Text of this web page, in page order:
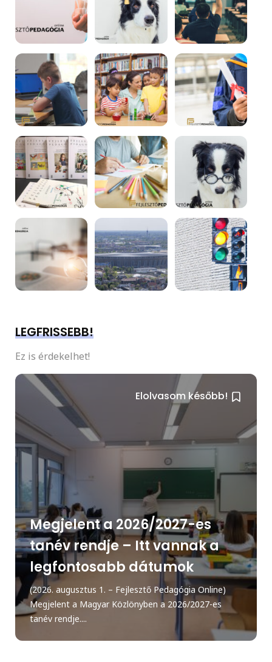
LEGFRISSEBB!
Ez is érdekelhet!
Elolvasom később!
Megjelent a 2026/2027-es
tanév rendje – Itt vannak a
legfontosabb dátumok
(2026. augusztus 1. – Fejlesztő Pedagógia Online)
Megjelent a Magyar Közlönyben a 2026/2027-es
tanév rendje....